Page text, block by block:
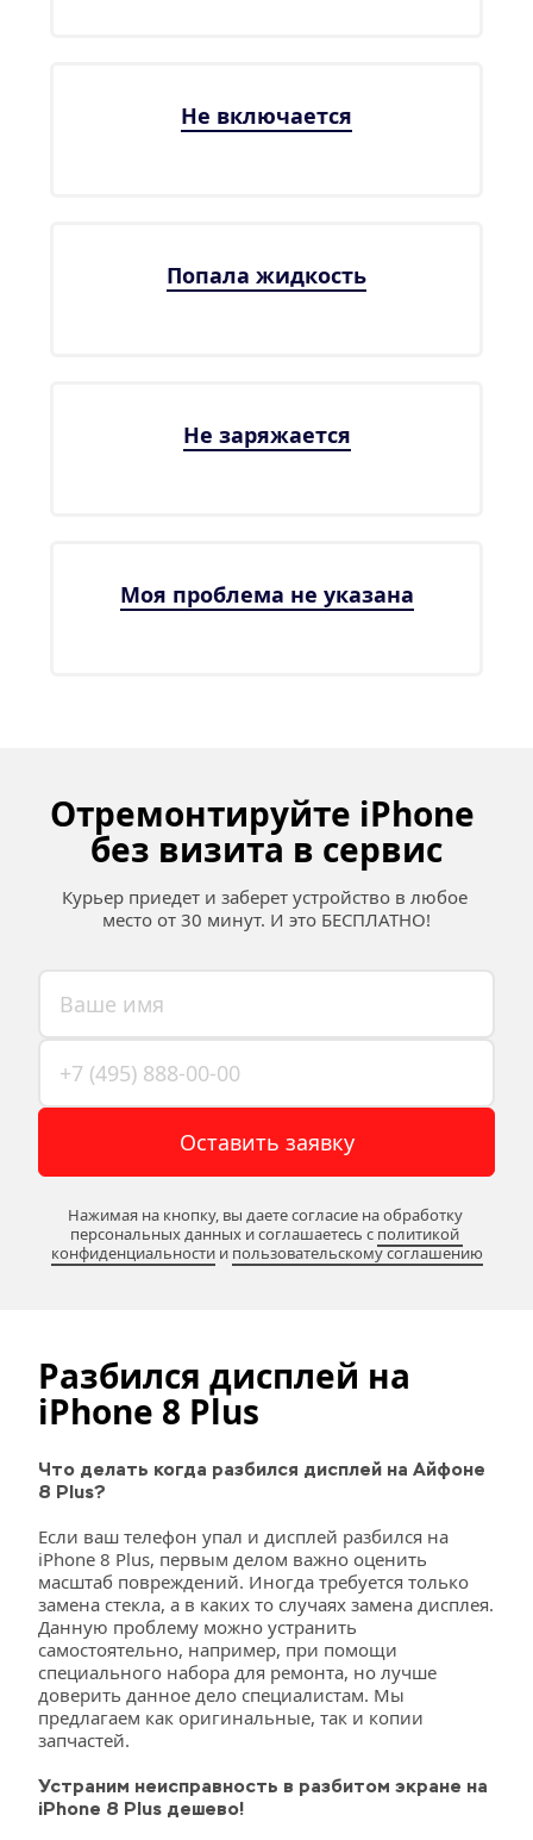
Не включается
Попала жидкость
Не заряжается
Моя проблема не указана
Отремонтируйте iPhone
без визита в сервис
Курьер приедет и заберет устройство в любое
место от 30 минут. И это БЕСПЛАТНО!
Оставить заявку
Нажимая на кнопку, вы даете согласие на обработку
персональных данных и соглашаетесь c политикой
конфиденциальности и пользовательскому соглашению
Разбился дисплей на
iPhone 8 Plus
Что делать когда разбился дисплей на Айфоне
8 Plus?
Если ваш телефон упал и дисплей разбился на
iPhone 8 Plus, первым делом важно оценить
масштаб повреждений. Иногда требуется только
замена стекла, а в каких то случаях замена дисплея.
Данную проблему можно устранить
самостоятельно, например, при помощи
специального набора для ремонта, но лучше
доверить данное дело специалистам. Мы
предлагаем как оригинальные, так и копии
запчастей.
Устраним неисправность в разбитом экране на
iPhone 8 Plus дешево!